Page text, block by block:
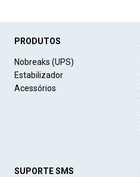
PRODUTOS
Nobreaks (UPS)
Estabilizador
Acessórios
SUPORTE SMS